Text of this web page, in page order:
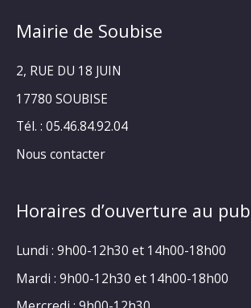
Mairie de Soubise
2, RUE DU 18 JUIN
17780 SOUBISE
Tél. : 05.46.84.92.04
Nous contacter
Horaires d’ouverture au
Lundi : 9h00-12h30 et 14h00-18h00
Mardi : 9h00-12h30 et 14h00-18h00